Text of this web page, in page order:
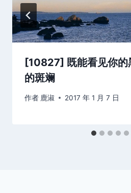
[10827] 既能看见你的
的斑斓
作者 鹿淑 2017 年 1 月 7 日